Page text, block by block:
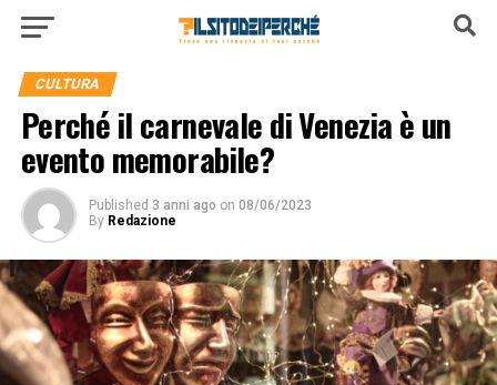
CULTURA
Perché il carnevale di Venezia è un
evento memorabile?
Published 3 anni ago on 08/06/2023
By Redazione